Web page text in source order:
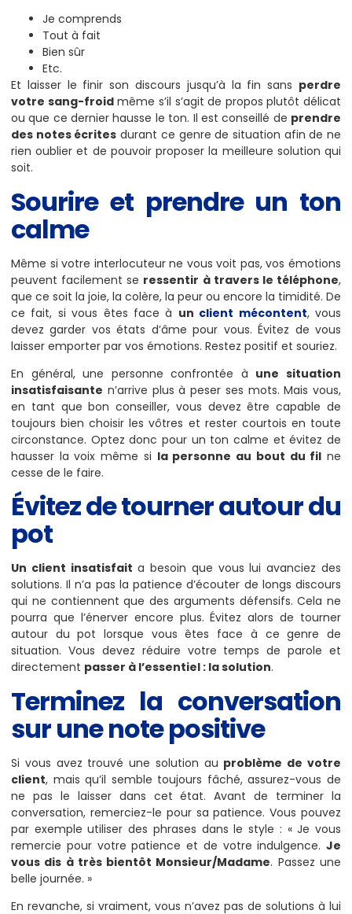
Je comprends
Tout à fait
Bien sûr
Etc.
Et laisser le finir son discours jusqu’à la fin sans perdre
votre sang-froidmême s’il s’agit de propos plutôt délicat
ou que ce dernier hausse le ton. Il est conseillé de prendre
des notes écrites durant ce genre de situation afin de ne
rien oublier et de pouvoir proposer la meilleure solution qui
soit.
Sourire et prendre un ton
calme
Même si votre interlocuteur ne vous voit pas, vos émotions
peuvent facilement se ressentir à travers le téléphone,
que ce soit la joie, la colère, la peur ou encore la timidité. De
ce fait, si vous êtes face à un client mécontent, vous
devez garder vos états d’âme pour vous. Évitez de vous
laisser emporter par vos émotions. Restez positif et souriez.
En général, une personne confrontée à une situation
insatisfaisante n’arrive plus à peser ses mots. Mais vous,
en tant que bon conseiller, vous devez être capable de
toujours bien choisir les vôtres et rester courtois en toute
circonstance. Optez donc pour un ton calme et évitez de
hausser la voix même si la personne au bout du fil ne
cesse de le faire.
Évitez de tourner autour du
pot
Un client insatisfait a besoin que vous lui avanciez des
solutions. Il n’a pas la patience d’écouter de longs discours
qui ne contiennent que des arguments défensifs. Cela ne
pourra que l’énerver encore plus. Évitez alors de tourner
autour du pot lorsque vous êtes face à ce genre de
situation. Vous devez réduire votre temps de parole et
directement passer à l’essentiel : la solution.
Terminez la conversation
sur une note positive
Si vous avez trouvé une solution au problème de votre
client, mais qu’il semble toujours fâché, assurez-vous de
ne pas le laisser dans cet état. Avant de terminer la
conversation, remerciez-le pour sa patience. Vous pouvez
par exemple utiliser des phrases dans le style : « Je vous
remercie pour votre patience et de votre indulgence. Je
vous dis à très bientôt Monsieur/Madame. Passez une
belle journée. »
En revanche, si vraiment, vous n’avez pas de solutions à lui